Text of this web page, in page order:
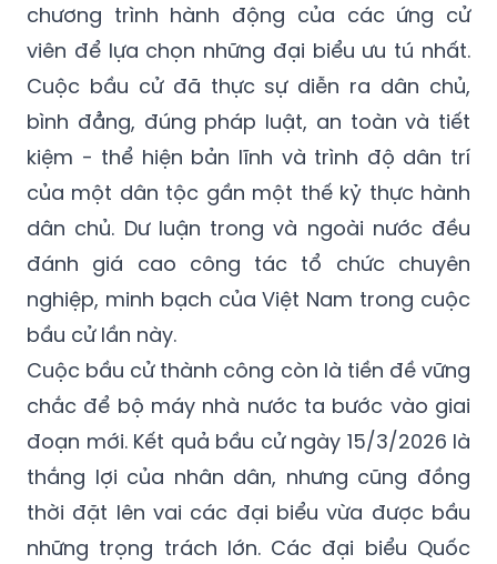
chương trình hành động của các ứng cử
viên để lựa chọn những đại biểu ưu tú nhất.
Cuộc bầu cử đã thực sự diễn ra dân chủ,
bình đẳng, đúng pháp luật, an toàn và tiết
kiệm - thể hiện bản lĩnh và trình độ dân trí
của một dân tộc gần một thế kỷ thực hành
dân chủ. Dư luận trong và ngoài nước đều
đánh giá cao công tác tổ chức chuyên
nghiệp, minh bạch của Việt Nam trong cuộc
bầu cử lần này.
Cuộc bầu cử thành công còn là tiền đề vững
chắc để bộ máy nhà nước ta bước vào giai
đoạn mới. Kết quả bầu cử ngày 15/3/2026 là
thắng lợi của nhân dân, nhưng cũng đồng
thời đặt lên vai các đại biểu vừa được bầu
những trọng trách lớn. Các đại biểu Quốc